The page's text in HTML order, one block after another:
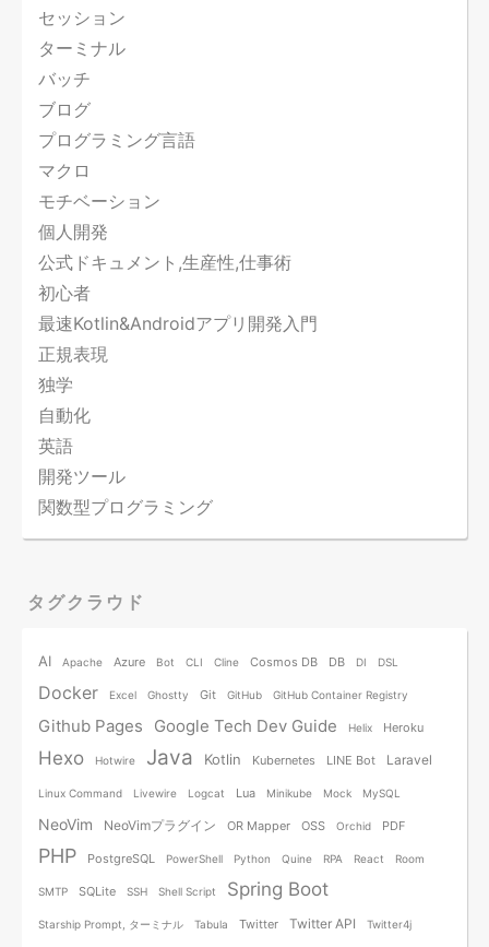
セッション
ターミナル
バッチ
ブログ
プログラミング言語
マクロ
モチベーション
個人開発
公式ドキュメント,生産性,仕事術
初心者
最速Kotlin&Androidアプリ開発入門
正規表現
独学
自動化
英語
開発ツール
関数型プログラミング
タグクラウド
AI Apache Azure Bot CLI Cline Cosmos DB DB DI DSL
Docker Excel Ghostty Git GitHub GitHub Container Registry
Github Pages Google Tech Dev Guide Helix Heroku
Hexo Hotwire Java Kotlin Kubernetes LINE Bot Laravel
Linux Command Livewire Logcat Lua Minikube Mock MySQL
NeoVim NeoVimプラグイン OR Mapper OSS Orchid PDF
PHP PostgreSQL PowerShell Python Quine RPA React Room
SMTP SQLite SSH Shell Script Spring Boot
Starship Prompt, ターミナル Tabula Twitter Twitter API Twitter4j